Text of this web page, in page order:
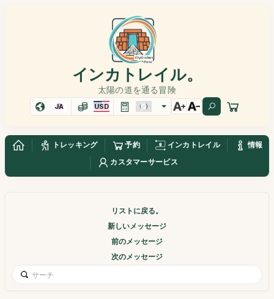
インカトレイル。
太陽の道を通る冒険
JA USD
トレッキング 予約 インカトレイル
情報
カスタマーサービス
リストに戻る。
新しいメッセージ
前のメッセージ
次のメッセージ